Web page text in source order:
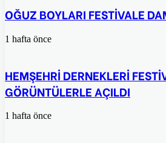
OĞUZ BOYLARI FESTİVALE
1 hafta önce
HEMŞEHRİ DERNEKLERİ
GÖRÜNTÜLERLE AÇILDI
1 hafta önce